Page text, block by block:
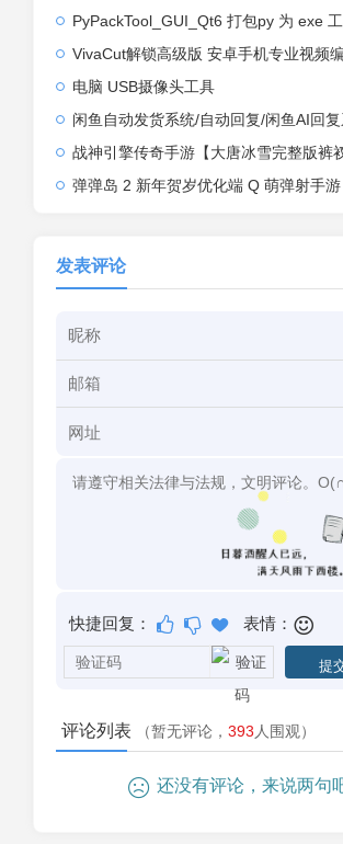
PyPackTool_GUI_Qt6 打包py 为 exe
VivaCut解锁高级版 安卓手机专业视频编辑神器
电脑 USB摄像头工具
闲鱼自动发货系统/自动回复/闲鱼AI回
战神引擎传奇手游【大唐冰雪完整版裤衩7.0免授权】2026整理特色服务端+寒冬之城+万象古城+天
弹弹岛 2 新年贺岁优化端 Q 萌弹射手游 一键单机端 + Linux 手工端 + GM 后
发表评论
快捷回复： 表情：
评论列表 （暂无评论， 393 人围观）
还没有评论，来说两句吧